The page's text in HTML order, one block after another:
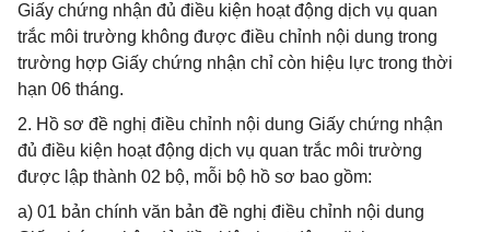
Giấy chứng nhận đủ điều kiện hoạt động dịch vụ quan
trắc môi trường không được điều chỉnh nội dung trong
trường hợp Giấy chứng nhận chỉ còn hiệu lực trong thời
hạn 06 tháng.
2. Hồ sơ đề nghị điều chỉnh nội dung Giấy chứng nhận
đủ điều kiện hoạt động dịch vụ quan trắc môi trường
được lập thành 02 bộ, mỗi bộ hồ sơ bao gồm:
a) 01 bản chính văn bản đề nghị điều chỉnh nội dung